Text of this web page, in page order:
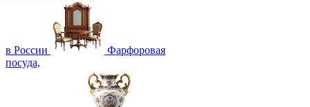
в России
Фарфоровая
посуда,